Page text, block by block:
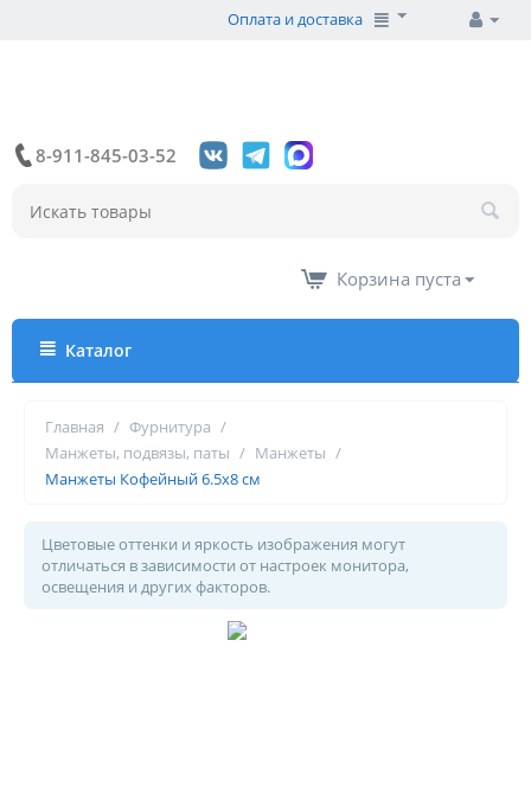
Оплата и доставка
8-911-845-03-52
Корзина пуста
Каталог
Главная / Фурнитура /
Манжеты, подвязы, паты / Манжеты /
Манжеты Кофейный 6.5х8 см
Цветовые оттенки и яркость изображения могут
отличаться в зависимости от настроек монитора,
освещения и других факторов.